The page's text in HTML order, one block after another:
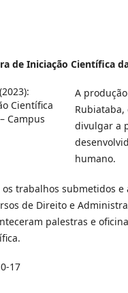
de Iniciação Científica
A
divulgar a
humano.
trabalhos submetidos
de Direito e
palestras e
17